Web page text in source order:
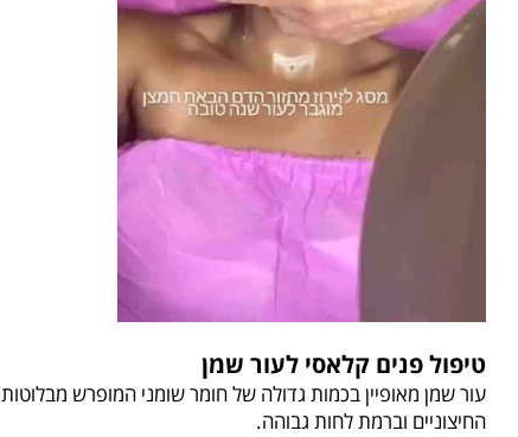
טיפול פנים קלאסי לעור שמן
עור שמן מאופיין בכמות גדולה של חומר שומני המופרש
החיצוניים וברמת לחות גבוהה.